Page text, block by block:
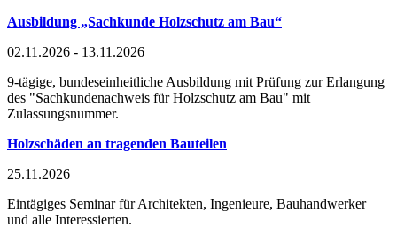
Ausbildung „Sachkunde Holzschutz am Bau“
02.11.2026 - 13.11.2026
9-tägige, bundeseinheitliche Ausbildung mit Prüfung zur Erlangung
des "Sachkundenachweis für Holzschutz am Bau" mit
Zulassungsnummer.
Holzschäden an tragenden Bauteilen
25.11.2026
Eintägiges Seminar für Architekten, Ingenieure, Bauhandwerker
und alle Interessierten.